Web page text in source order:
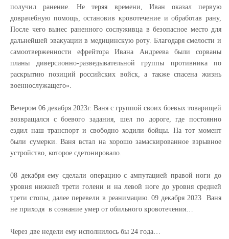
получил ранение. Не теряя времени, Иван оказал первую
доврачебную помощь, остановив кровотечение и обработав рану,
После чего вынес раненного сослуживца в безопасное место для
дальнейшей эвакуации в медицинскую роту. Благодаря смелости и
самоотверженности ефрейтора Ивана Андреева были сорваны
планы диверсионно-разведывательной группы противника по
раскрытию позиций российских войск, а также спасена жизнь
военнослужащего».
Вечером 06 декабря 2023г. Ваня с группой своих боевых товарищей
возвращался с боевого задания, шел по дороге, где постоянно
ездил наш транспорт и свободно ходили бойцы. На тот момент
были сумерки. Ваня встал на хорошо замаскированное взрывное
устройство, которое сдетонировало.
08 декабря ему сделали операцию с ампутацией правой ноги до
уровня нижней трети голени и на левой ноге до уровня средней
трети стопы, далее перевели в реанимацию. 09 декабря 2023 Ваня
не приходя в сознание умер от обильного кровотечения…
Через две недели ему исполнилось бы 24 года…